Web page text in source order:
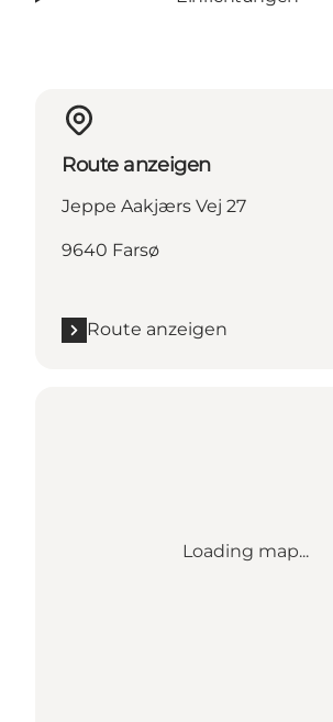
Route anzeigen
Jeppe Aakjærs Vej 27
9640 Farsø
Route anzeigen
Loading map...